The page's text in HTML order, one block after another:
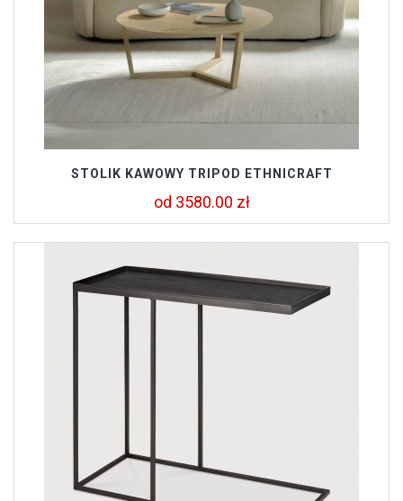
STOLIK KAWOWY TRIPOD ETHNICRAFT
od 3580.00 zł